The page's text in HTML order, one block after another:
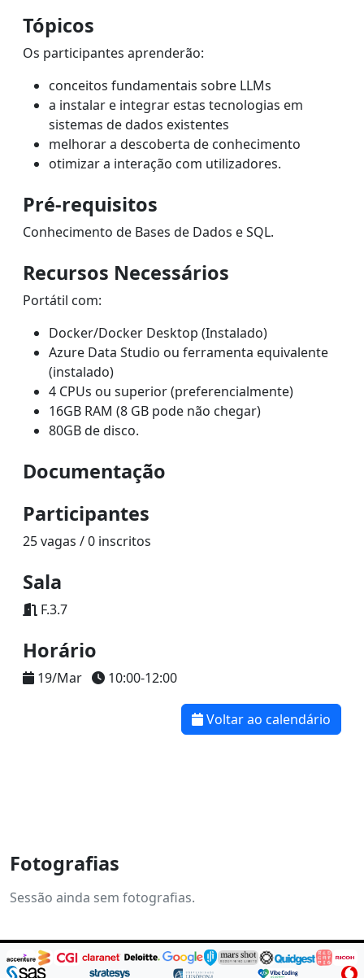
Tópicos
Os participantes aprenderão:
conceitos fundamentais sobre LLMs
a instalar e integrar estas tecnologias em
sistemas de dados existentes
melhorar a descoberta de conhecimento
otimizar a interação com utilizadores.
Pré-requisitos
Conhecimento de Bases de Dados e SQL.
Recursos Necessários
Portátil com:
Docker/Docker Desktop (Instalado)
Azure Data Studio ou ferramenta equivalente
(instalado)
4 CPUs ou superior (preferencialmente)
16GB RAM (8 GB pode não chegar)
80GB de disco.
Documentação
Participantes
25 vagas / 0 inscritos
Sala
F.3.7
Horário
19/Mar 10:00-12:00
Voltar ao calendário
Fotografias
Sessão ainda sem fotografias.